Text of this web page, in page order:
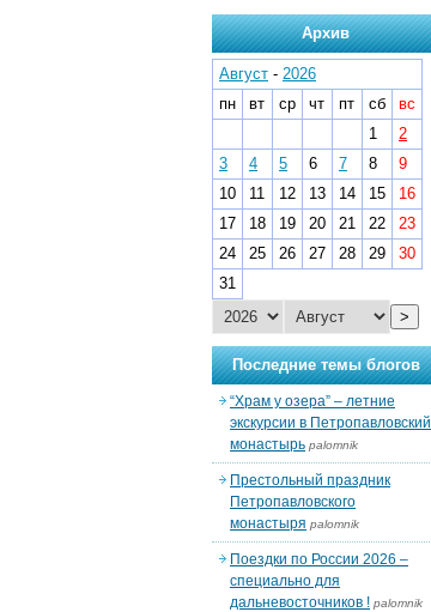
Архив
Август - 2026
пн
вт ср чт пт сб
вс
1
2
3
4 5 6 7 8
9
10
11 12 13 14 15
16
17
18 19 20 21 22
23
24
25 26 27 28 29
30
31
>
Последние темы блогов
“Храм у озера” – летние
экскурсии в Петропавловский
монастырь palomnik
Престольный праздник
Петропавловского
монастыря palomnik
Поездки по России 2026 –
специально для
дальневосточников ! palomnik